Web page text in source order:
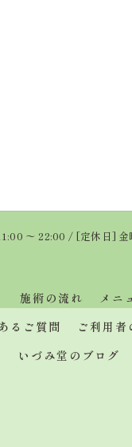
〜 22:00 / [定休日] 金
施術の流れ メニ
るご質問 ご利用者
いづみ堂のブログ